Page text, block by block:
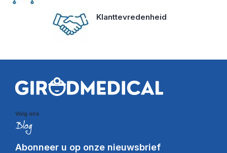
Klanttevredenheid
Volg ons
Abonneer u op onze nieuwsbrief